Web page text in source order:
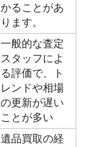
かることがあ
ります。
一般的な査定
スタッフによ
る評価で、ト
レンドや相場
の更新が遅い
ことが多い
遺品買取の経